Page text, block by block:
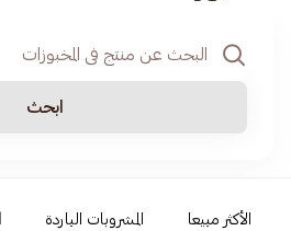
ابحث
الأكثر مبيعا المشروبات الباردة